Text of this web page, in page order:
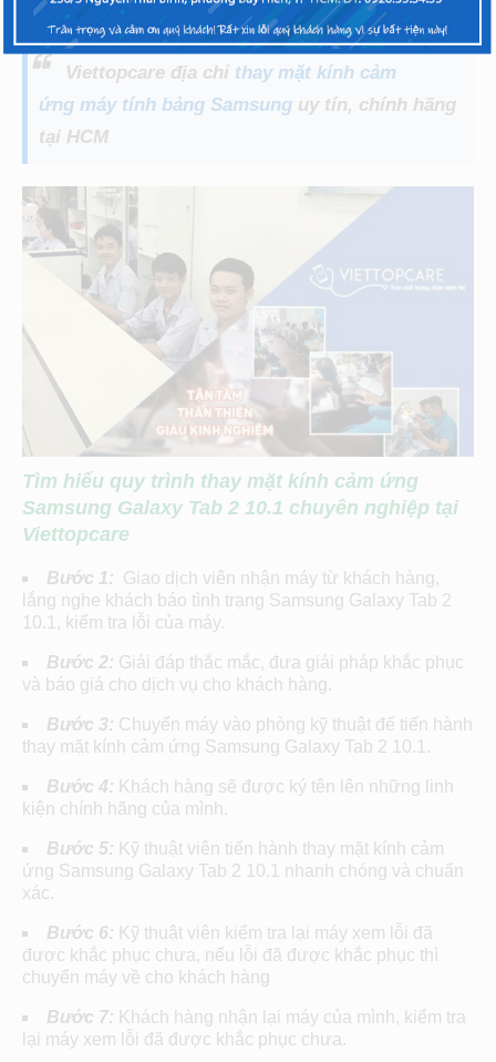
Chế độ bảo hành dài hạn
Viettopcare địa chỉ thay mặt kính cảm
ứng máy tính bảng Samsung uy tín, chính hãng
tại HCM
Tìm hiểu quy trình thay mặt kính cảm ứng
Samsung Galaxy Tab 2 10.1 chuyên nghiệp tại
Viettopcare
Bước 1: Giao dịch viên nhận máy từ khách hàng,
lắng nghe khách báo tình trạng Samsung Galaxy Tab 2
10.1, kiểm tra lỗi của máy.
Bước 2: Giải đáp thắc mắc, đưa giải pháp khắc phục
và báo giá cho dịch vụ cho khách hàng.
Bước 3: Chuyển máy vào phòng kỹ thuật để tiến hành
thay mặt kính cảm ứng Samsung Galaxy Tab 2 10.1.
Bước 4: Khách hàng sẽ được ký tên lên những linh
kiện chính hãng của mình.
Bước 5: Kỹ thuật viên tiến hành thay mặt kính cảm
ứng Samsung Galaxy Tab 2 10.1 nhanh chóng và chuẩn
xác.
Bước 6: Kỹ thuật viên kiểm tra lại máy xem lỗi đã
được khắc phục chưa, nếu lỗi đã được khắc phục thì
chuyển máy về cho khách hàng
Bước 7: Khách hàng nhận lại máy của mình, kiểm tra
lại máy xem lỗi đã được khắc phục chưa.